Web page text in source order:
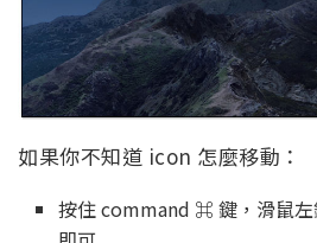
如果你不知道 icon 怎麼移動：
按住 command ⌘ 鍵，滑鼠